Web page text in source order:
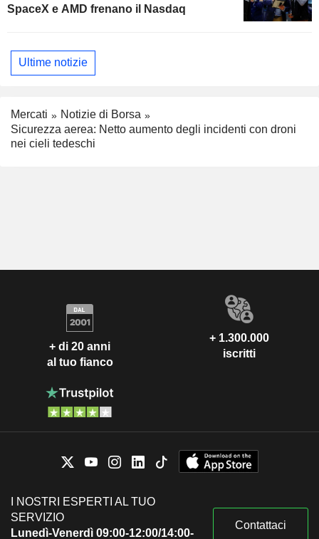
SpaceX e AMD frenano il Nasdaq
Ultime notizie
Mercati
Notizie di Borsa
Sicurezza aerea: Netto aumento degli incidenti con droni
nei cieli tedeschi
+ di 20 anni
al tuo fianco
+ 1.300.000
iscritti
I NOSTRI ESPERTI AL TUO
SERVIZIO
Lunedì-Venerdì 09:00-12:00/14:00-
Contattaci